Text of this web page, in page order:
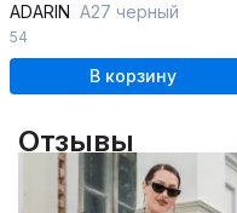
ADARIN А27 черный
54
В корзину
Отзывы